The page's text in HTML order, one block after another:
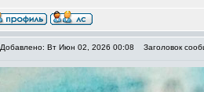
Добавлено: Вт Июн 02, 2026 00:08 Заголовок